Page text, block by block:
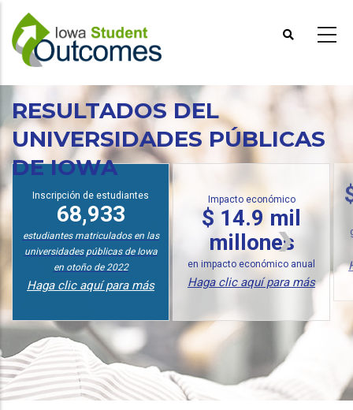
Pasar
contenido
principal
actions
RESULTADOS DEL
UNIVERSIDADES PÚBLICAS
DE IOWA
Inscripción de estudiantes
68,933
estudiantes matriculados en las
universidades públicas de Iowa
en otoño de 2022
Haga clic aquí para más
Impacto económico
$ 14.9 mil
millones
en impacto económico anual
Haga clic aquí para más